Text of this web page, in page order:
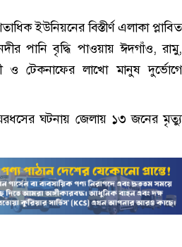
ইউনিয়নের বিস্তীর্ণ এলাকা প্লাবিত
পানি বৃদ্ধি পাওয়ায় ঈদগাঁও, রামু,
ও টেকনাফের লাখো মানুষ দুর্ভোগে
ঘটনায় জেলায় ১৩ জনের মৃত্যু